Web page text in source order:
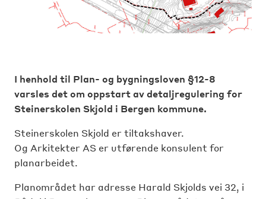
I henhold til Plan- og bygningsloven §12-8
varsles det om oppstart av detaljregulering for
Steinerskolen Skjold i Bergen kommune.
Steinerskolen Skjold er tiltakshaver.
Og Arkitekter AS er utførende konsulent for
planarbeidet.
Planområdet har adresse Harald Skjolds vei 32, i